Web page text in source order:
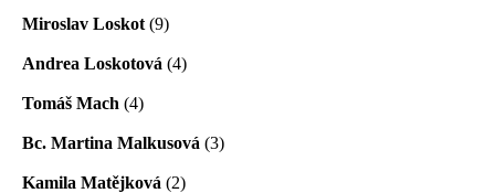
Miroslav Loskot (9)
Andrea Loskotová (4)
Tomáš Mach (4)
Bc. Martina Malkusová (3)
Kamila Matějková (2)